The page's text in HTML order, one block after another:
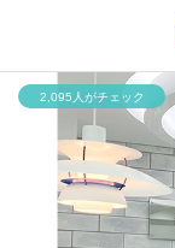
2,095人がチェック